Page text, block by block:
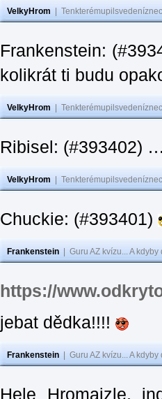
VelkyHrom
Frankenstein:
kolikrát ti budu
VelkyHrom
Ribisel: (#393402)
VelkyHrom
Chuckie: (#393401)
Frankenstein Guru AZ kvízu... A
https://
jebat dědka!!!!
Frankenstein Guru AZ kvízu... A
Hele Hromajzle,